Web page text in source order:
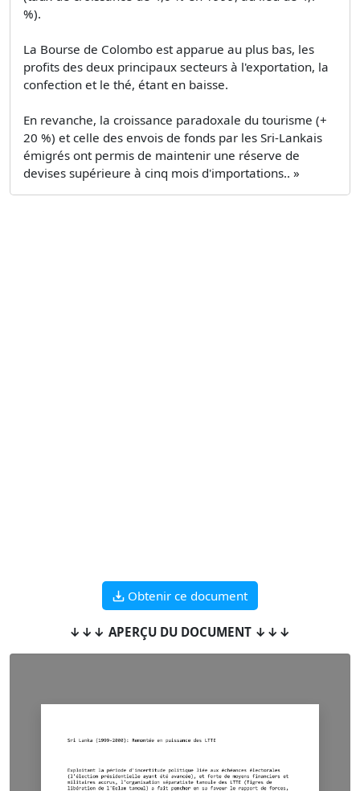
%).
La Bourse de Colombo est apparue au plus bas, les
profits des deux principaux secteurs à l'exportation, la
confection et le thé, étant en baisse.
En revanche, la croissance paradoxale du tourisme (+
20 %) et celle des envois de fonds par les Sri-Lankais
émigrés ont permis de maintenir une réserve de
devises supérieure à cinq mois d'importations.. »
Obtenir ce document
↓↓↓ APERÇU DU DOCUMENT ↓↓↓